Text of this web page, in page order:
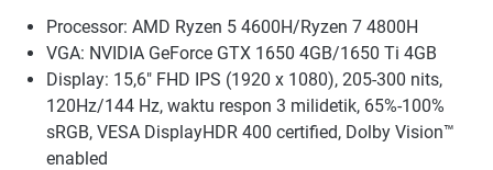
Processor: AMD Ryzen 5 4600H/Ryzen 7 4800H
VGA: NVIDIA GeForce GTX 1650 4GB/1650 Ti 4GB
Display: 15,6" FHD IPS (1920 x 1080), 205-300 nits,
120Hz/144 Hz, waktu respon 3 milidetik, 65%-100%
sRGB, VESA DisplayHDR 400 certified, Dolby Vision™
enabled